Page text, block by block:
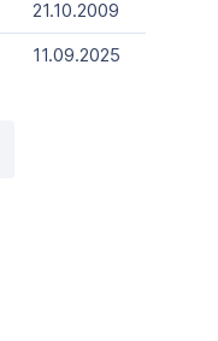
21.10.2009
11.09.2025